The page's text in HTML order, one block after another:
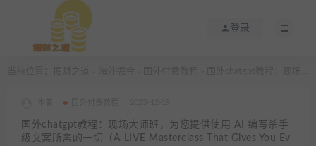
登录
国外chatgpt教程：现场大师班，为您提供使用 AI 编写杀手
级文案所需的一切（A LIVE Masterclass That Gives You Ev